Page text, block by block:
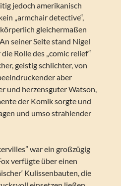
jedoch amerikanisch
„armchair detective“,
gleichermaßen
seiner Seite stand Nigel
Rolle des „comic relief“
geistig schlichter, von
aber
und herzensguter Watson,
der Komik sorgte und
und umso strahlender
war ein großzügig
verfügte über einen
Kulissenbauten, die